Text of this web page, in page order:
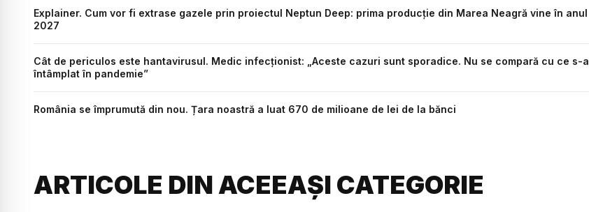
Explainer. Cum vor fi extrase gazele prin proiectul Neptun Deep: prima producție din Marea Neagră vine în anul
2027
Cât de periculos este hantavirusul. Medic infecționist: „Aceste cazuri sunt sporadice. Nu se compară cu ce s-a
întâmplat în pandemie”
România se împrumută din nou. Țara noastră a luat 670 de milioane de lei de la bănci
ARTICOLE DIN ACEEAȘI CATEGORIE